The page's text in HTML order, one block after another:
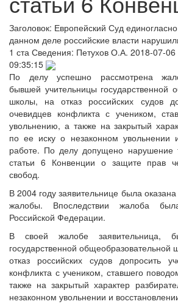
Заголовок: Европейский Суд
данном деле российские власти
1 ста Сведения: Петухов О.А. 2018-07-
09:35:15
По делу успешно рассмотрена
бывшей учительницы государственной
школы, на отказ российских судов
очевидцев конфликта с учеником,
увольнению, а также на закрытый
по ее иску о незаконном увольнении
работе. По делу допущено нарушение
статьи 6 Конвенции о защите прав
свобод.
В 2004 году заявительнице была
жалобы. Впоследствии жалоба
Российской Федерации.
В своей жалобе заявительница,
государственной общеобразовательной
отказ российских судов допросить
конфликта с учеником, ставшего
также на закрытый характер
незаконном увольнении и